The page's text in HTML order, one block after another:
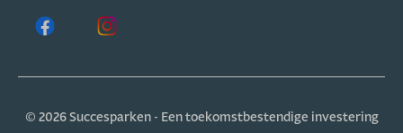
© 2026 Succesparken - Een toekomstbestendige investering